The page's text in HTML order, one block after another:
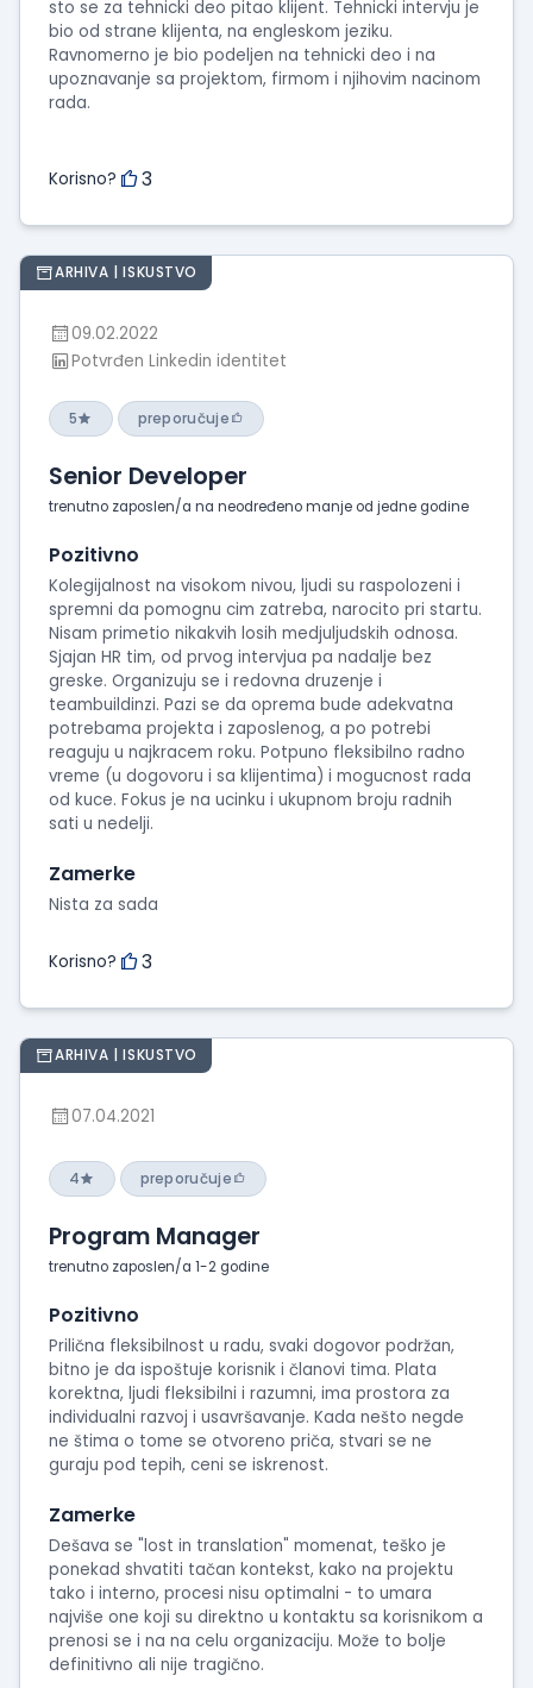
sto se za tehnicki deo pitao klijent. Tehnicki intervju je
bio od strane klijenta, na engleskom jeziku.
Ravnomerno je bio podeljen na tehnicki deo i na
upoznavanje sa projektom, firmom i njihovim nacinom
rada.
Korisno? 3
ARHIVA | ISKUSTVO
09.02.2022
Potvrđen Linkedin identitet
5 preporučuje
Senior Developer
trenutno zaposlen/a na neodređeno manje od jedne godine
Pozitivno
Kolegijalnost na visokom nivou, ljudi su raspolozeni i
spremni da pomognu cim zatreba, narocito pri startu.
Nisam primetio nikakvih losih medjuljudskih odnosa.
Sjajan HR tim, od prvog intervjua pa nadalje bez
greske. Organizuju se i redovna druzenje i
teambuildinzi. Pazi se da oprema bude adekvatna
potrebama projekta i zaposlenog, a po potrebi
reaguju u najkracem roku. Potpuno fleksibilno radno
vreme (u dogovoru i sa klijentima) i mogucnost rada
od kuce. Fokus je na ucinku i ukupnom broju radnih
sati u nedelji.
Zamerke
Nista za sada
Korisno? 3
ARHIVA | ISKUSTVO
07.04.2021
4 preporučuje
Program Manager
trenutno zaposlen/a 1-2 godine
Pozitivno
Prilična fleksibilnost u radu, svaki dogovor podržan,
bitno je da ispoštuje korisnik i članovi tima. Plata
korektna, ljudi fleksibilni i razumni, ima prostora za
individualni razvoj i usavršavanje. Kada nešto negde
ne štima o tome se otvoreno priča, stvari se ne
guraju pod tepih, ceni se iskrenost.
Zamerke
Dešava se "lost in translation" momenat, teško je
ponekad shvatiti tačan kontekst, kako na projektu
tako i interno, procesi nisu optimalni - to umara
najviše one koji su direktno u kontaktu sa korisnikom a
prenosi se i na na celu organizaciju. Može to bolje
definitivno ali nije tragično.